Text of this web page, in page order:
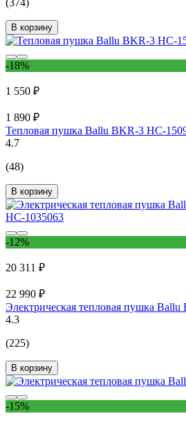
(374)
В корзину
-18%
1 550 ₽
1 890 ₽
Тепловая пушка Ballu BKR-3 НС-
4.7
(48)
В корзину
-12%
20 311 ₽
22 990 ₽
Электрическая тепловая пушка
4.3
(225)
В корзину
-15%